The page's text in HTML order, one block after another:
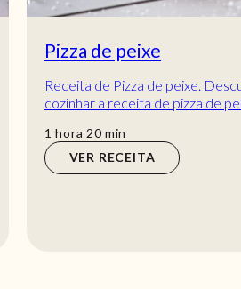
Pizza de peixe
Receita de Pizza de peixe.
cozinhar a receita de pizza de
1 hora
hora 20min
min
VER RECEITA